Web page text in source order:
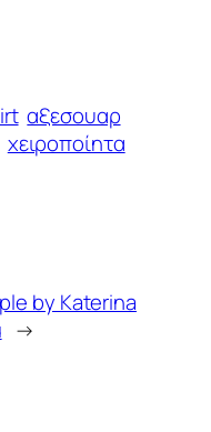
αξεσουαρ
χειροποίητα
by Katerina
→